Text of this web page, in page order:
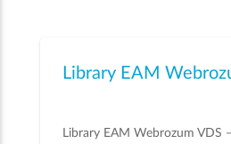
Library EAM
Library EAM Webrozum VDS